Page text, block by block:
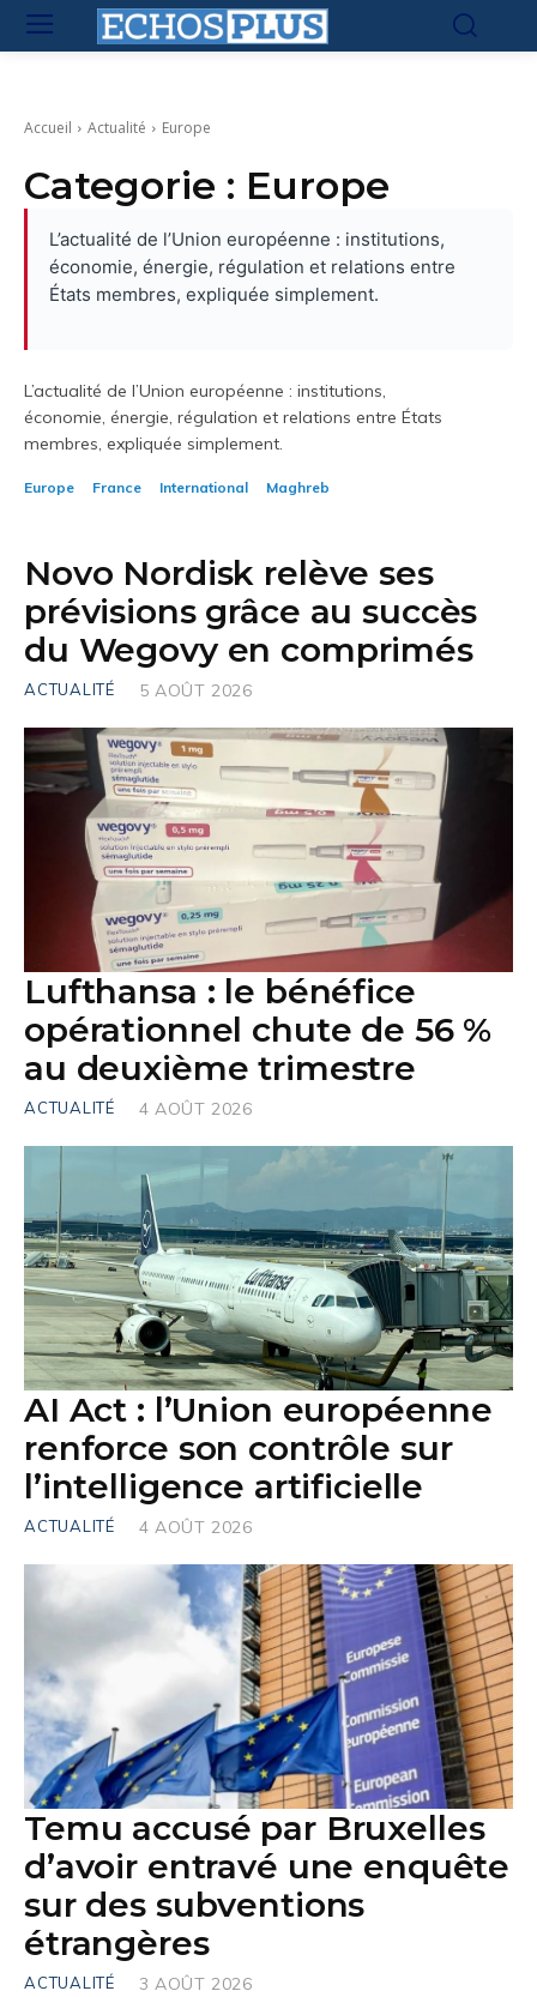
Accueil Actualité Europe
Categorie : Europe
L’actualité de l’Union européenne : institutions,
économie, énergie, régulation et relations entre
États membres, expliquée simplement.
L’actualité de l’Union européenne : institutions,
économie, énergie, régulation et relations entre États
membres, expliquée simplement.
Europe France International Maghreb
Novo Nordisk relève ses
prévisions grâce au succès
du Wegovy en comprimés
ACTUALITÉ 5 AOÛT 2026
Lufthansa : le bénéfice
opérationnel chute de 56 %
au deuxième trimestre
ACTUALITÉ 4 AOÛT 2026
AI Act : l’Union européenne
renforce son contrôle sur
l’intelligence artificielle
ACTUALITÉ 4 AOÛT 2026
Temu accusé par Bruxelles
d’avoir entravé une enquête
sur des subventions
étrangères
ACTUALITÉ 3 AOÛT 2026